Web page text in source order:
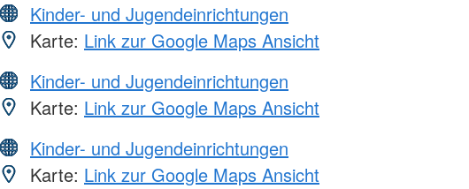
Kinder- und Jugendeinrichtungen
Karte: Link zur Google Maps Ansicht
Kinder- und Jugendeinrichtungen
Karte: Link zur Google Maps Ansicht
Kinder- und Jugendeinrichtungen
Karte: Link zur Google Maps Ansicht